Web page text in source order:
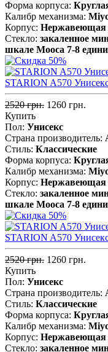
Форма корпуса:
Калибр механизма:
Корпус: Нержавеющая
Стекло: закаленное
шкале Мооса 7-8
STARION A570
2520 грн. 1260 грн.
Купить
Пол: Унисекс
Страна производитель:
Стиль: Классические
Форма корпуса:
Калибр механизма:
Корпус: Нержавеющая
Стекло: закаленное
шкале Мооса 7-8
STARION A570
2520 грн. 1260 грн.
Купить
Пол: Унисекс
Страна производитель:
Стиль: Классические
Форма корпуса:
Калибр механизма:
Корпус: Нержавеющая
Стекло: закаленное